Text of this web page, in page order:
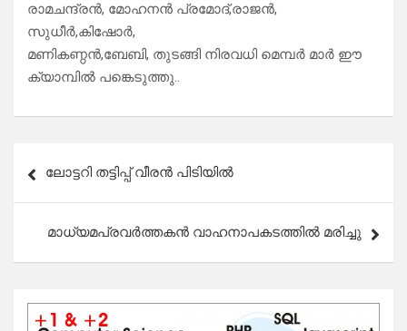
രാമചന്ദ്രൻ, മോഹനൻ പ്രമോദ്,രാജൻ,
സുധീർ,കിഷോർ,
മണികണ്ഠൻ,ബേബി, തുടങ്ങി നിരവധി മെമ്പർ മാർ ഈ
ക്യാമ്പിൽ പങ്കെടുത്തു..
navigation
ലോട്ടറി തട്ടിപ്പ് വീരൻ പിടിയിൽ
മാധ്യമപ്രവർത്തകൻ വാഹനാപകടത്തിൽ മരിച്ചു